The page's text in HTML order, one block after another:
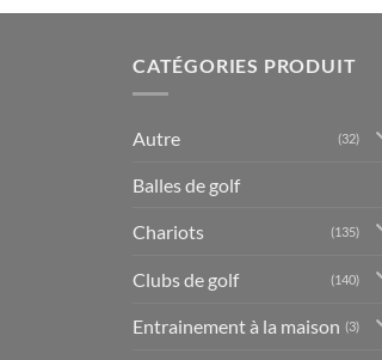
CATÉGORIES PRODUIT
Autre (32)
Balles de golf
Chariots (135)
Clubs de golf (140)
Entrainement à la maison (3)